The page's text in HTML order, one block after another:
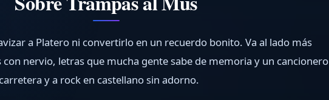
a Platero ni convertirlo en un recuerdo bonito. Va al lado más
nervio, letras que mucha gente sabe de memoria y un cancionero
y a rock en castellano sin adorno.